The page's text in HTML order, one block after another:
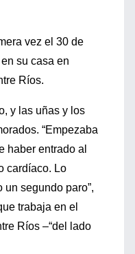
vez el 30 de
su casa en
Ríos.
y las uñas y los
“Empezaba
haber entrado al
cardíaco. Lo
un segundo paro”,
trabaja en el
Ríos –“del lado